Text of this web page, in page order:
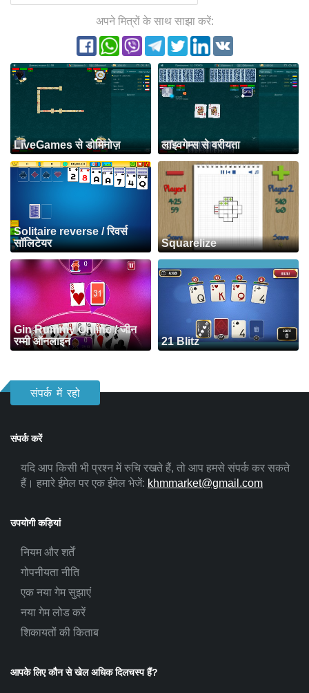
अपने मित्रों के साथ साझा करें:
LiveGames से डोमिनोज़ लाइवगेम्स से वरीयता
Solitaire reverse / रिवर्स
सॉलिटेयर
Squarelize
Gin Rummy Online / जीन
रम्मी ऑनलाइन
21 Blitz
संपर्क में रहो
संपर्क करें
यदि आप किसी भी प्रश्न में रुचि रखते हैं, तो आप हमसे संपर्क कर सकते
हैं। हमारे ईमेल पर एक ईमेल भेजें: khmmarket@gmail.com
उपयोगी कड़ियां
नियम और शर्तें
गोपनीयता नीति
एक नया गेम सुझाएं
नया गेम लोड करें
शिकायतों की किताब
आपके लिए कौन से खेल अधिक दिलचस्प हैं?